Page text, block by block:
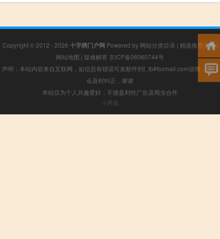
Copyright © 2012 - 2026 十字绣门户网 Powered by 网站分类目录 | 精选推荐文章|
网站地图 | 疑难解答 京ICP备06060744号
声明：本站内容来自互联网，如信息有错误可发邮件到f_fb#foxmail.com说明，我们
会及时纠正，谢谢
本站仅为个人兴趣爱好，不接盈利性广告及商业合作
小男孩